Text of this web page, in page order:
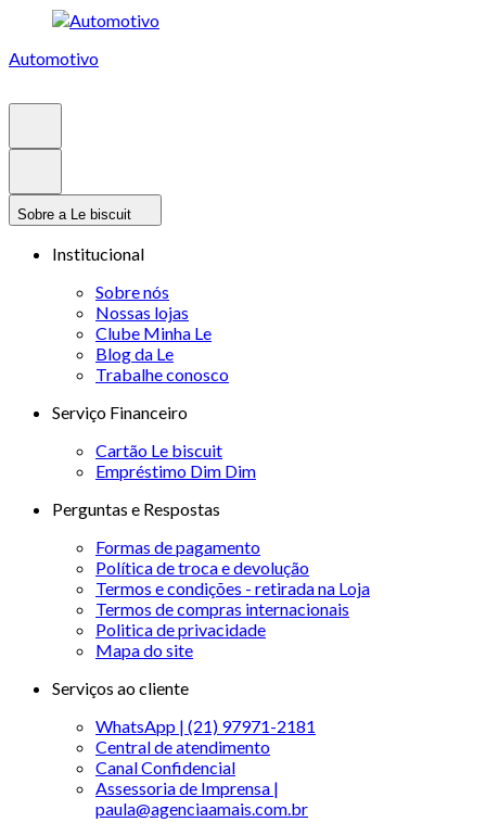
Automotivo
Sobre a Le biscuit
Institucional
Sobre nós
Nossas lojas
Clube Minha Le
Blog da Le
Trabalhe conosco
Serviço Financeiro
Cartão Le biscuit
Empréstimo Dim Dim
Perguntas e Respostas
Formas de pagamento
Política de troca e devolução
Termos e condições - retirada na Loja
Termos de compras internacionais
Politica de privacidade
Mapa do site
Serviços ao cliente
WhatsApp | (21) 97971-2181
Central de atendimento
Canal Confidencial
Assessoria de Imprensa |
paula@agenciaamais.com.br